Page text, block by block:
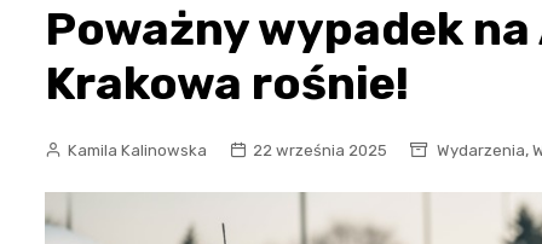
Poważny wypadek
Krakowa rośnie!
Kamila Kalinowska 22 września 2025 Wydarzenia,